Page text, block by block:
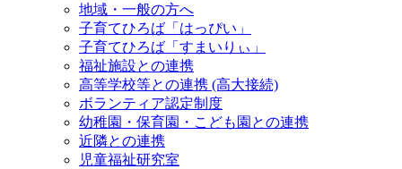
地域・一般の方へ
子育てひろば「はっぴい」
子育てひろば「すまいりぃ」
福祉施設との連携
高等学校等との連携 (高大接続)
ボランティア認定制度
幼稚園・保育園・こども園との連携
近隣との連携
児童福祉研究室